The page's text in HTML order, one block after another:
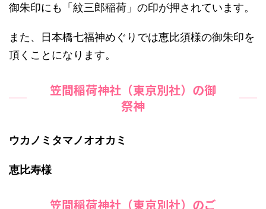
御朱印にも「紋三郎稲荷」の印が押されています。
また、日本橋七福神めぐりでは恵比須様の御朱印を
頂くことになります。
笠間稲荷神社（東京別社）の御
祭神
ウカノミタマノオオカミ
恵比寿様
笠間稲荷神社（東京別社）のご